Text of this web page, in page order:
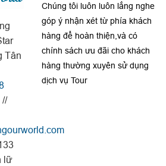
Tân
//
lữ
Chúng tôi luôn luôn lắng nghe
góp ý nhận xét từ phía khách
hàng để hoàn thiện,và có
chính sách ưu đãi cho khách
hàng thường xuyên sử dụng
dịch vụ Tour